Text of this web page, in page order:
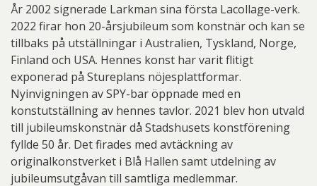
År 2002 signerade Larkman sina första Lacollage-verk.
2022 firar hon 20-årsjubileum som konstnär och kan se
tillbaks på utställningar i Australien, Tyskland, Norge,
Finland och USA. Hennes konst har varit flitigt
exponerad på Stureplans nöjesplattformar.
Nyinvigningen av SPY-bar öppnade med en
konstutställning av hennes tavlor. 2021 blev hon utvald
till jubileumskonstnär då Stadshusets konstförening
fyllde 50 år. Det firades med avtäckning av
originalkonstverket i Blå Hallen samt utdelning av
jubileumsutgåvan till samtliga medlemmar.